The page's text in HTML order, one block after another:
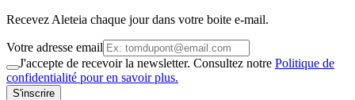
Recevez Aleteia chaque jour dans votre boite e-mail.
Votre adresse email
J'accepte de recevoir la newsletter. Consultez notre Politique de
confidentialité pour en savoir plus.
S'inscrire